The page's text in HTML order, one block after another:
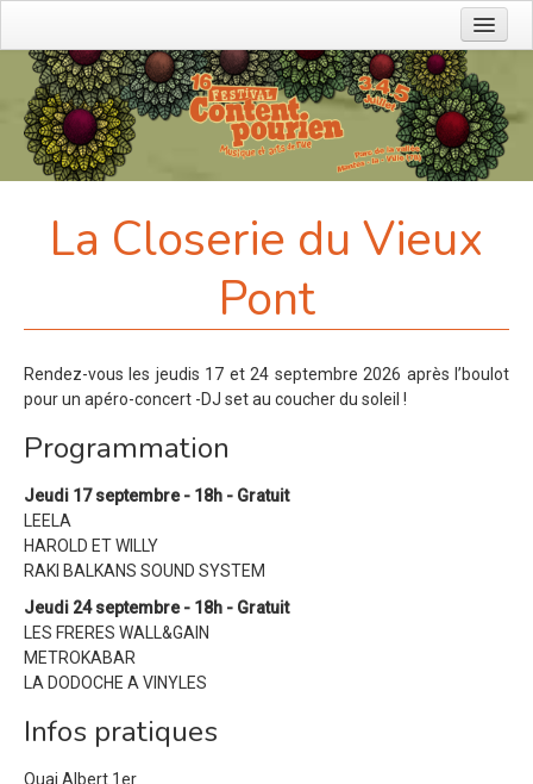
Prochains événements
L'association
Devenir bénévole
Charte eco-festival
Editions précédentes
Contact
La Closerie du Vieux
Pont
Rendez-vous les jeudis 17 et 24 septembre 2026 après l’boulot
pour un apéro-concert -DJ set au coucher du soleil !
Programmation
Jeudi 17 septembre - 18h - Gratuit
LEELA
HAROLD ET WILLY
RAKI BALKANS SOUND SYSTEM
Jeudi 24 septembre - 18h - Gratuit
LES FRERES WALL&GAIN
METROKABAR
LA DODOCHE A VINYLES
Infos pratiques
Quai Albert 1er